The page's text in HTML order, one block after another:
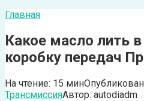
Главная
Какое масло лить
коробку передач
На чтение: 15 мин
ТрансмиссияАвтор: autodiadm